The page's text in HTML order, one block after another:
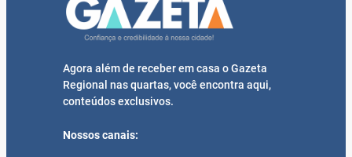
Agora além de receber em casa o Gazeta
Regional nas quartas, você encontra aqui,
conteúdos exclusivos.
Nossos canais: